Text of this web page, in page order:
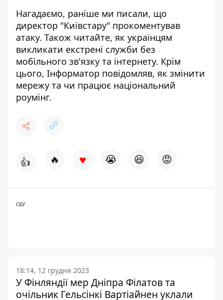
Нагадаємо, раніше ми писали, що
директор "Київстару" прокоментував
атаку. Також читайте, як українцям
викликати екстрені служби без
мобільного зв'язку та інтернету. Крім
цього, Інформатор повідомляв, як змінити
мережу та чи працює національний
роумінг.
👍 🔥 ♥ 😭 😆 😡
СБУ
18:14, 12 грудня 2023
У Фінляндії мер Дніпра Філатов та
очільник Гельсінкі Вартіайнен уклали